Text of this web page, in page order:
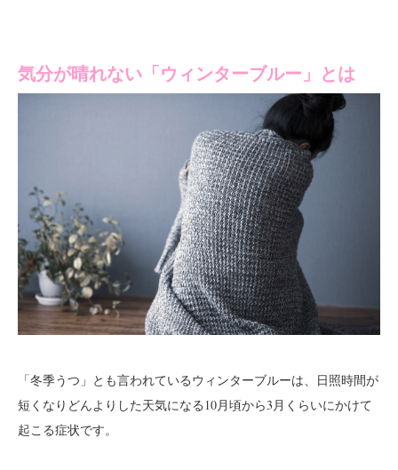
気分が晴れない「ウィンターブルー」とは
「冬季うつ」とも言われているウィンターブルーは、日照時間が
短くなりどんよりした天気になる10月頃から3月くらいにかけて
起こる症状です。